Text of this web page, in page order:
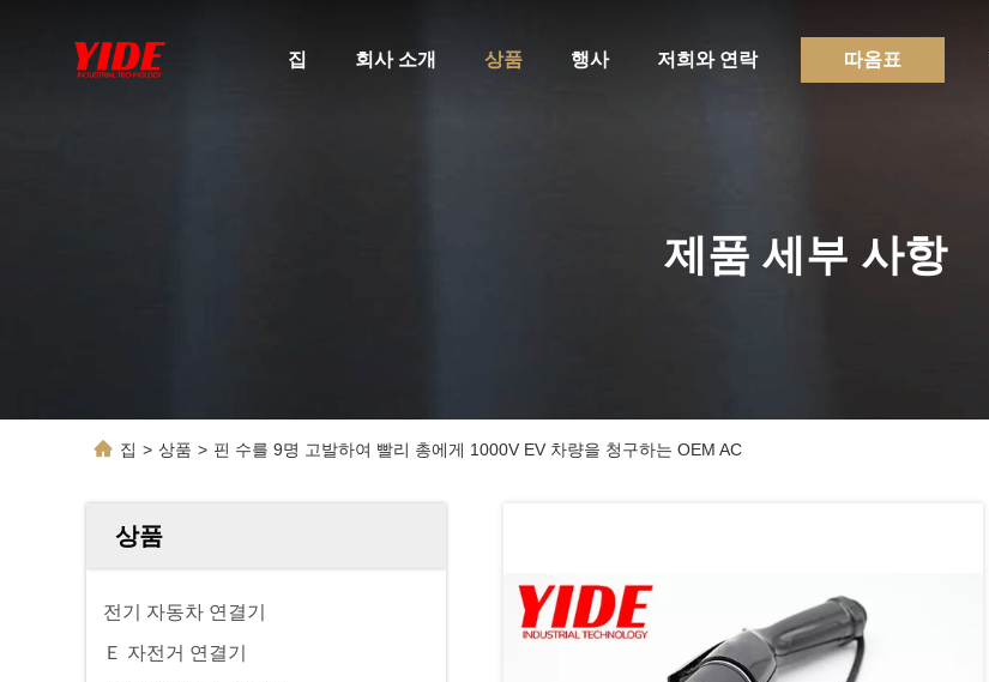
집 회사 소개 상품 행사 저희와 연락 따옴표
제품 세부 사항
집 > 상품 > 핀 수를 9명 고발하여 빨리 총에게 1000V EV 차량을 청구하는 OEM AC
상품
전기 자동차 연결기
Ｅ 자전거 연결기